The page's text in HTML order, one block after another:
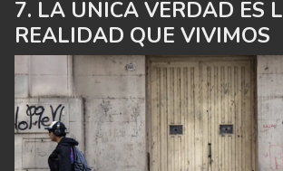
LA UNICA VERDAD ES
REALIDAD QUE VIVIMOS